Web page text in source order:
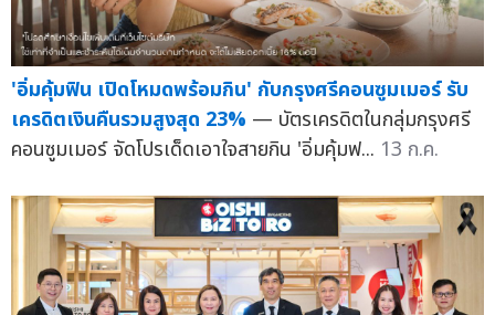
'อิ่มคุ้มฟิน เปิดโหมดพร้อมกิน' กับกรุงศรีคอนซูมเมอร์ รับ
เครดิตเงินคืนรวมสูงสุด 23% — บัตรเครดิตในกลุ่มกรุงศรี
คอนซูมเมอร์ จัดโปรเด็ดเอาใจสายกิน 'อิ่มคุ้มฟ... 13 ก.ค.